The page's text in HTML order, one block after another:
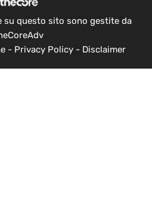
su questo sito sono gestite da
- Privacy Policy- Disclaimer